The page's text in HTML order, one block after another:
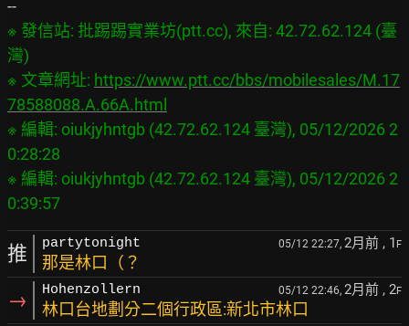
※ 發信站: 批踢踢實業坊(ptt.cc), 來自: 42.72.62.124 (臺
灣)
※ 文章網址: https://www.ptt.cc/bbs/mobilesales/M.17
78588088.A.66A.html
※ 編輯: oiukjyhntgb (42.72.62.124 臺灣), 05/12/2026 2
0:28:28
※ 編輯: oiukjyhntgb (42.72.62.124 臺灣), 05/12/2026 2
推 partytonight 05/12 22:27, 2月前 , 1 F
那是林口（？
→ Hohenzollern 05/12 22:46, 2月前 , 2F
林口台地劃分二個行政區:新北市林口